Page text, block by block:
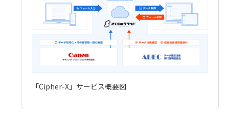
「Cipher-X」サービス概要図